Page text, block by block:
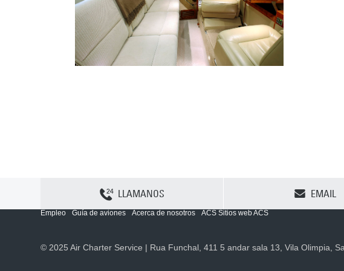
LLAMANOS EMAIL
Sitemap Política y privacidad
Empleo
Guía de aviones Acerca de nosotros ACS Sitios web ACS
© 2025 Air Charter Service | Rua Funchal, 411 5 andar sala 13, Vila Olimpia,